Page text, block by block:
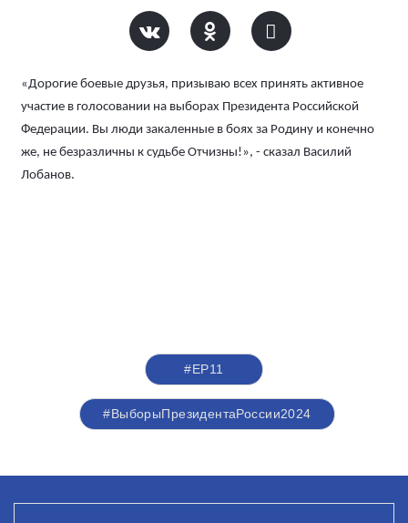
«Дорогие боевые друзья, призываю всех принять активное
участие в голосовании на выборах Президента Российской
Федерации. Вы люди закаленные в боях за Родину и конечно
же, не безразличны к судьбе Отчизны!», - сказал Василий
Лобанов.
#ЕР11
#ВыборыПрезидентаРоссии2024